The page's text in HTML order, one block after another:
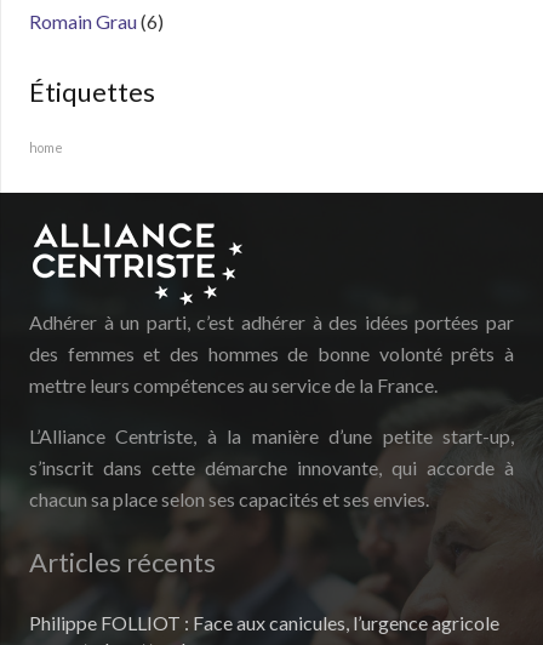
Romain Grau(6)
Étiquettes
home
Adhérer à un parti, c’est adhérer à des idées portées par
des femmes et des hommes de bonne volonté prêts à
mettre leurs compétences au service de la France.
L’Alliance Centriste, à la manière d’une petite start-up,
s’inscrit dans cette démarche innovante, qui accorde à
chacun sa place selon ses capacités et ses envies.
Articles récents
Philippe FOLLIOT : Face aux canicules, l’urgence agricole